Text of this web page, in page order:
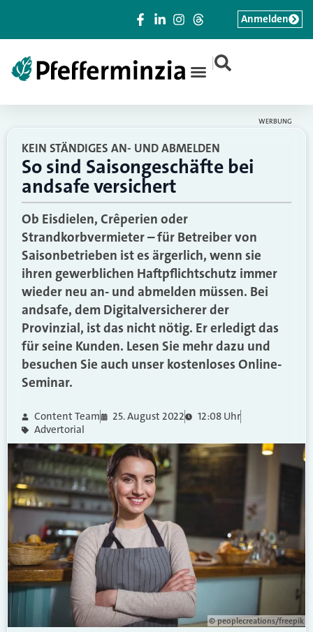
|
Anmelden
WERBUNG
KEIN STÄNDIGES AN- UND ABMELDEN
So sind Saisongeschäfte bei
andsafe versichert
Ob Eisdielen, Crêperien oder
Strandkorbvermieter – für Betreiber von
Saisonbetrieben ist es ärgerlich, wenn sie
ihren gewerblichen Haftpflichtschutz immer
wieder neu an- und abmelden müssen. Bei
andsafe, dem Digitalversicherer der
Provinzial, ist das nicht nötig. Er erledigt das
für seine Kunden. Lesen Sie mehr dazu und
besuchen Sie auch unser kostenloses Online-
Seminar.
Content Team 25. August 2022
12:08 Uhr
Advertorial
© peoplecreations/freepik